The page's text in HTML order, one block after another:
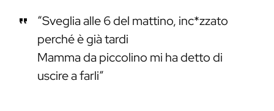
“Sveglia alle 6 del mattino, inc*zzato
perché è già tardi
Mamma da piccolino mi ha detto di
uscire a farli”